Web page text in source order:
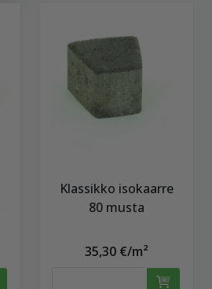
Klassikko isokaarre
80 musta
35,30 €/m²